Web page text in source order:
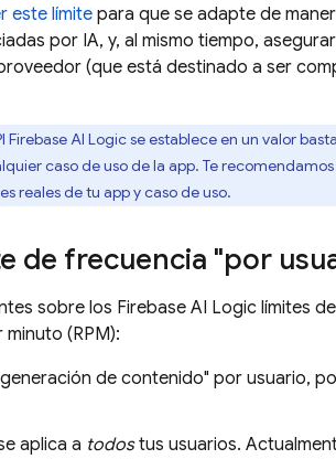
este límitepara que se adapte de
por IA, y, al mismo tiempo,
(que está destinado a ser
Firebase AI Logicse establece en un valor
caso de uso de la app. Te
reales de tu app y caso de uso.
de frecuencia "por
sobre los Firebase AI Logic límites
(RPM):
de contenido" por usuario,
aplica a todostus usuarios.